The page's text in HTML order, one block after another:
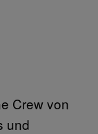
Crew von
und